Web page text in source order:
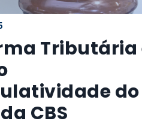
Tributária
do
CBS